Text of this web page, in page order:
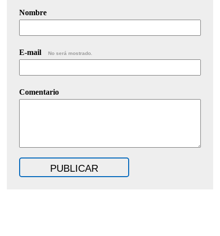
Nombre
E-mail No será mostrado.
Comentario